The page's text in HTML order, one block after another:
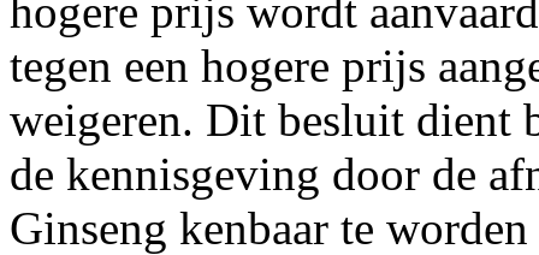
hogere prijs wordt
tegen een hogere prijs
weigeren. Dit besluit dient
de kennisgeving door de
Ginseng kenbaar te